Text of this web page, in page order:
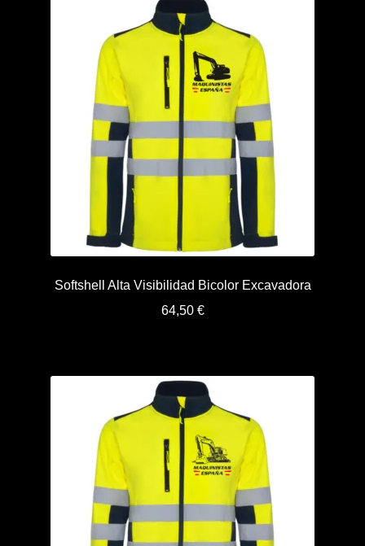
Softshell Alta Visibilidad Bicolor Excavadora
64,50 €